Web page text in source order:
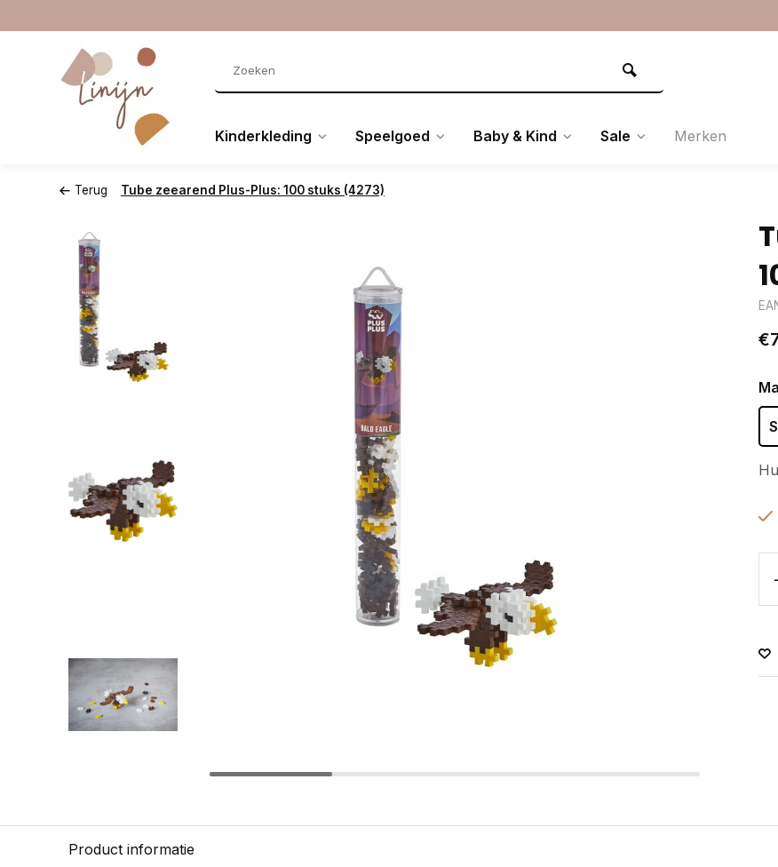
Kinderkleding Speelgoed Baby & Kind Sale Merken
Terug Tube zeearend Plus-Plus: 100 stuks (4273)
Product informatie